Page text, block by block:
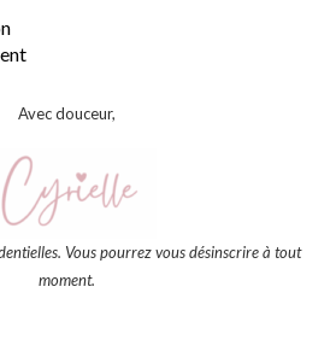
Avec douceur,
Vous pourrez vous désinscrire à tout
moment.